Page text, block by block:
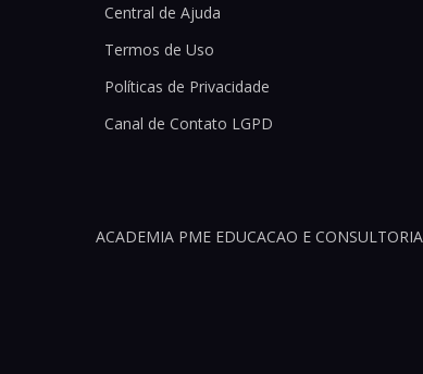
Central de Ajuda
Termos de Uso
Políticas de Privacidade
Canal de Contato LGPD
ACADEMIA PME EDUCACAO E